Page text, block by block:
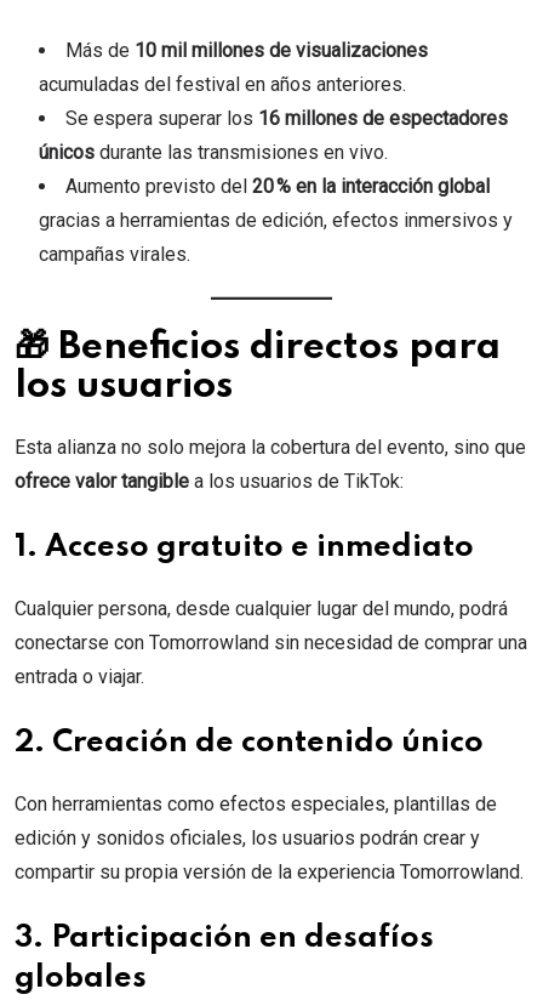
Más de 10 mil millones de visualizaciones
acumuladas del festival en años anteriores.
Se espera superar los 16 millones de espectadores
únicos durante las transmisiones en vivo.
Aumento previsto del 20 % en la interacción global
gracias a herramientas de edición, efectos inmersivos y
campañas virales.
🎁 Beneficios directos para
los usuarios
Esta alianza no solo mejora la cobertura del evento, sino que
ofrece valor tangible a los usuarios de TikTok:
1. Acceso gratuito e inmediato
Cualquier persona, desde cualquier lugar del mundo, podrá
conectarse con Tomorrowland sin necesidad de comprar una
entrada o viajar.
2. Creación de contenido único
Con herramientas como efectos especiales, plantillas de
edición y sonidos oficiales, los usuarios podrán crear y
compartir su propia versión de la experiencia Tomorrowland.
3. Participación en desafíos
globales